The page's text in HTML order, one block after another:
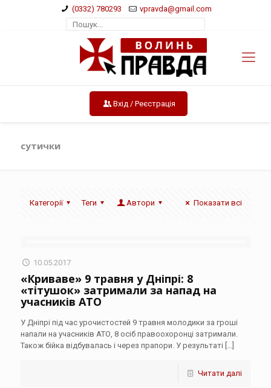
(0332) 780293 vpravda@gmail.com
Вхід / Реєстрація
сутички
Категорії Теги Автори Показати всі
10.05.2017
«Криваве» 9 травня у Дніпрі: 8
«тітушок» затримали за напад на
учасників АТО
У Дніпрі під час урочистостей 9 травня молодики за гроші
напали на учасників АТО, 8 осіб правоохоронці затримали.
Також бійка відбувалась і через прапори. У результаті […]
Читати далі